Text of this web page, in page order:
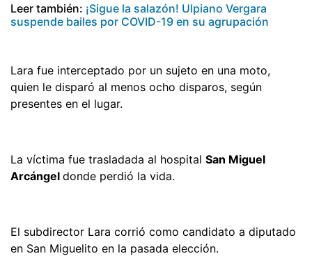
Leer también: ¡Sigue la salazón! Ulpiano Vergara
suspende bailes por COVID-19 en su agrupación
Lara fue interceptado por un sujeto en una moto,
quien le disparó al menos ocho disparos, según
presentes en el lugar.
La víctima fue trasladada al hospital San Miguel
Arcángel donde perdió la vida.
El subdirector Lara corrió como candidato a diputado
en San Miguelito en la pasada elección.